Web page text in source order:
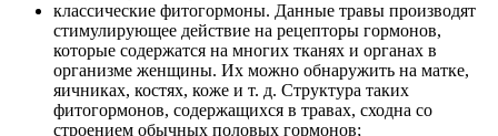
классические фитогормоны. Данные травы производят
стимулирующее действие на рецепторы гормонов,
которые содержатся на многих тканях и органах в
организме женщины. Их можно обнаружить на матке,
яичниках, костях, коже и т. д. Структура таких
фитогормонов, содержащихся в травах, сходна со
строением обычных половых гормонов;